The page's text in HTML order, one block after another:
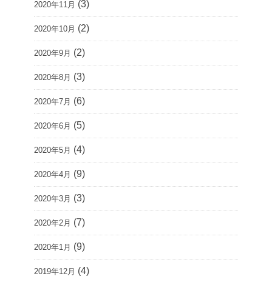
2020年11月 (3)
2020年10月 (2)
2020年9月 (2)
2020年8月 (3)
2020年7月 (6)
2020年6月 (5)
2020年5月 (4)
2020年4月 (9)
2020年3月 (3)
2020年2月 (7)
2020年1月 (9)
2019年12月 (4)